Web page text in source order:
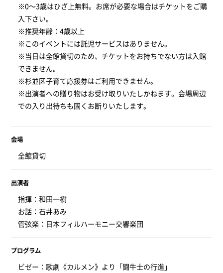
※0～3歳はひざ上無料。お席が必要な場合はチケットをご購
入下さい。
※推奨年齢：4歳以上
※このイベントには託児サービスはありません。
※当日は全館貸切のため、チケットをお持ちでない方は入館
できません。
※杉並区子育て応援券はご利用できません。
※出演者への贈り物はお受け取りいたしかねます。会場周辺
での入り出待ちも固くお断りいたします。
会場
全館貸切
出演者
指揮：和田一樹
お話：石井あみ
管弦楽：日本フィルハーモニー交響楽団
プログラム
ビゼー：歌劇《カルメン》より「闘牛士の行進」